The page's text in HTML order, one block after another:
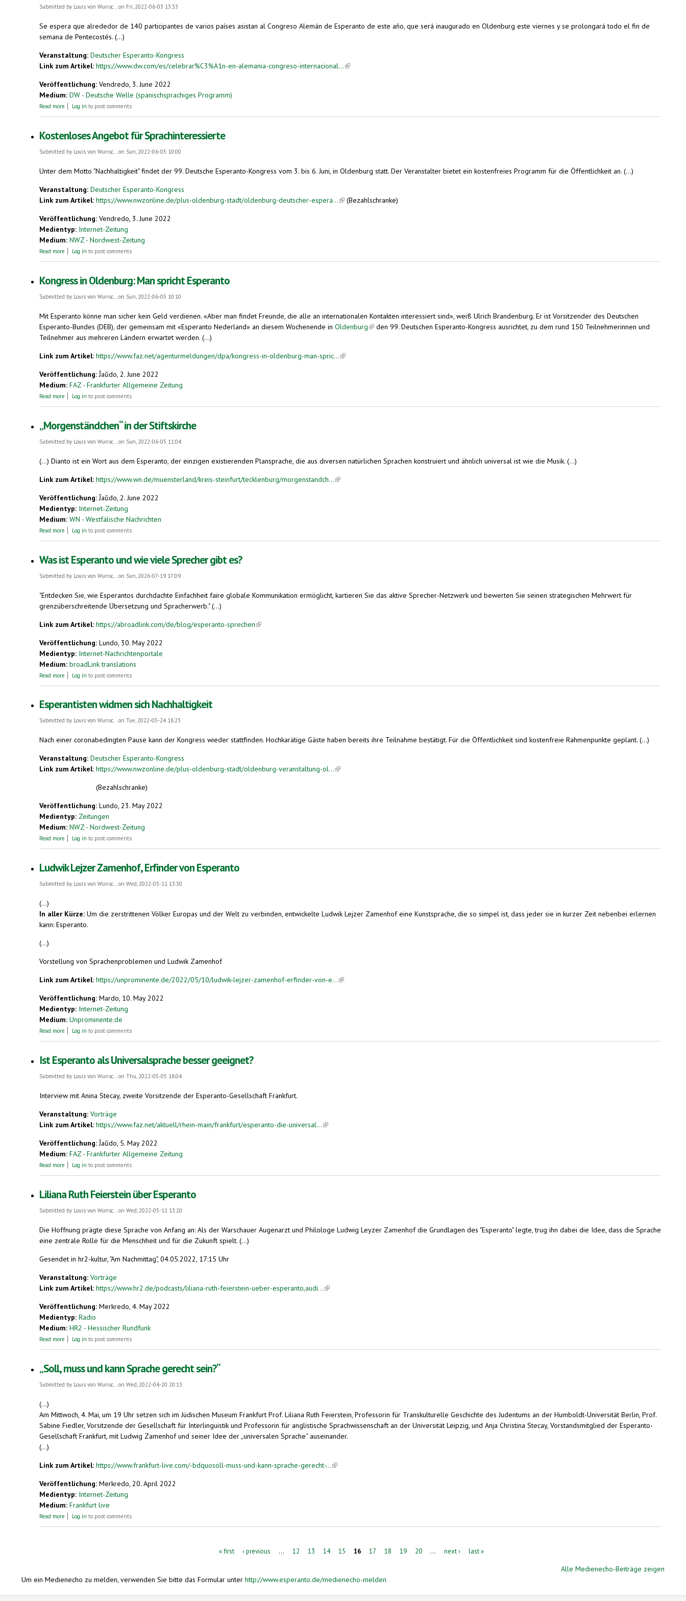
Submitted by Louis von Wunsc...on Fri, 2022-06-03 13:33
Se espera que alrededor de 140 participantes de varios países asistan al Congreso Alemán de Esperanto de este año, que será inaugurado en Oldenburg este viernes y se prolongará todo el fin de
semana de Pentecostés. (...)
Veranstaltung: Deutscher Esperanto-Kongress
Link zum Artikel: https://www.dw.com/es/celebrar%C3%A1n-en-alemania-congreso-internacional...(link is external)
Veröffentlichung: Vendredo, 3. June 2022
Medium: DW - Deutsche Welle (spanischsprachiges Programm)
Read more about Celebrarán en Alemania congreso internacional de esperanto (auf Spanisch)
Log in to post comments
Kostenloses Angebot für Sprachinteressierte
Submitted by Louis von Wunsc...on Sun, 2022-06-05 10:00
Unter dem Motto "Nachhaltigkeit" findet der 99. Deutsche Esperanto-Kongress vom 3. bis 6. Juni, in Oldenburg statt. Der Veranstalter bietet ein kostenfreies Programm für die Öffentlichkeit an. (...)
Veranstaltung: Deutscher Esperanto-Kongress
Link zum Artikel: https://www.nwzonline.de/plus-oldenburg-stadt/oldenburg-deutscher-espera...(link is external)
(Bezahlschranke)
Veröffentlichung: Vendredo, 3. June 2022
Medientyp: Internet-Zeitung
Medium: NWZ - Nordwest-Zeitung
Read more about Kostenloses Angebot für Sprachinteressierte
Log in to post comments
Kongress in Oldenburg: Man spricht Esperanto
Submitted by Louis von Wunsc...on Sun, 2022-06-05 10:10
Mit Esperanto könne man sicher kein Geld verdienen. «Aber man findet Freunde, die alle an internationalen Kontakten interessiert sind», weiß Ulrich Brandenburg. Er ist Vorsitzender des Deutschen
Esperanto-Bundes (DEB), der gemeinsam mit «Esperanto Nederland» an diesem Wochenende in Oldenburg(link is external)
den 99. Deutschen Esperanto-Kongress ausrichtet, zu dem rund 150 Teilnehmerinnen und
Teilnehmer aus mehreren Ländern erwartet werden. (...)
Link zum Artikel: https://www.faz.net/agenturmeldungen/dpa/kongress-in-oldenburg-man-spric...(link is external)
Veröffentlichung:Ĵaŭdo, 2. June 2022
Medium: FAZ - Frankfurter Allgemeine Zeitung
Read more about Kongress in Oldenburg: Man spricht Esperanto
Log in to post comments
„Morgenständchen“ in der Stiftskirche
Submitted by Louis von Wunsc... on Sun, 2022-06-05 11:04
(...) Dianto ist ein Wort aus dem Esperanto, der einzigen existierenden Plansprache, die aus diversen natürlichen Sprachen konstruiert und ähnlich universal ist wie die Musik. (...)
Link zum Artikel: https://www.wn.de/muensterland/kreis-steinfurt/tecklenburg/morgenstandch...(link is external)
Veröffentlichung:Ĵaŭdo, 2. June 2022
Medientyp: Internet-Zeitung
Medium: WN - Westfälische Nachrichten
Read more about „Morgenständchen“ in der Stiftskirche
Log in to post comments
Was ist Esperanto und wie viele Sprecher gibt es?
Submitted by Louis von Wunsc... on Sun, 2026-07-19 17:09
"Entdecken Sie, wie Esperantos durchdachte Einfachheit faire globale Kommunikation ermöglicht, kartieren Sie das aktive Sprecher-Netzwerk und bewerten Sie seinen strategischen Mehrwert für
grenzüberschreitende Übersetzung und Spracherwerb." (...)
Link zum Artikel: https://abroadlink.com/de/blog/esperanto-sprechen(link is external)
Veröffentlichung: Lundo, 30. May 2022
Medientyp: Internet-Nachrichtenportale
Medium: broadLink translations
Read more about Was ist Esperanto und wie viele Sprecher gibt es?
Log in to post comments
Esperantisten widmen sich Nachhaltigkeit
Submitted by Louis von Wunsc...on Tue, 2022-05-24 18:23
Nach einer coronabedingten Pause kann der Kongress wieder stattfinden. Hochkarätige Gäste haben bereits ihre Teilnahme bestätigt. Für die Öffentlichkeit sind kostenfreie Rahmenpunkte geplant. (...)
Veranstaltung: Deutscher Esperanto-Kongress
Link zum Artikel: https://www.nwzonline.de/plus-oldenburg-stadt/oldenburg-veranstaltung-ol...(link is external)
(Bezahlschranke)
Veröffentlichung: Lundo, 23. May 2022
Medientyp: Zeitungen
Medium: NWZ - Nordwest-Zeitung
Read more about Esperantisten widmen sich Nachhaltigkeit
Log in to post comments
Ludwik Lejzer Zamenhof, Erfinder von Esperanto
Submitted by Louis von Wunsc...on Wed, 2022-05-11 13:30
(...)
In aller Kürze: Um die zerstrittenen Völker Europas und der Welt zu verbinden, entwickelte Ludwik Lejzer Zamenhof eine Kunstsprache, die so simpel ist, dass jeder sie in kurzer Zeit nebenbei erlernen
kann: Esperanto.
(...)
Vorstellung von Sprachenproblemen und Ludwik Zamenhof
Link zum Artikel: https://unprominente.de/2022/05/10/ludwik-lejzer-zamenhof-erfinder-von-e...(link is external)
Veröffentlichung: Mardo, 10. May 2022
Medientyp: Internet-Zeitung
Medium: Unprominente.de
Read more about Ludwik Lejzer Zamenhof, Erfinder von Esperanto
Log in to post comments
Ist Esperanto als Universalsprache besser geeignet?
Submitted by Louis von Wunsc...on Thu, 2022-05-05 18:04
Interview mit Anina Stecay, zweite Vorsitzende der Esperanto-Gesellschaft Frankfurt.
Veranstaltung: Vorträge
Link zum Artikel: https://www.faz.net/aktuell/rhein-main/frankfurt/esperanto-die-universal...(link is external)
Veröffentlichung:Ĵaŭdo, 5. May 2022
Medium: FAZ - Frankfurter Allgemeine Zeitung
Read more about Ist Esperanto als Universalsprache besser geeignet?
Log in to post comments
Liliana Ruth Feierstein über Esperanto
Submitted by Louis von Wunsc... on Wed, 2022-05-11 13:20
Die Hoffnung prägte diese Sprache von Anfang an: Als der Warschauer Augenarzt und Philologe Ludwig Leyzer Zamenhof die Grundlagen des "Esperanto" legte, trug ihn dabei die Idee, dass die Sprache
eine zentrale Rolle für die Menschheit und für die Zukunft spielt. (...)
Gesendet in hr2-kultur, "Am Nachmittag", 04.05.2022, 17:15 Uhr
Veranstaltung: Vorträge
Link zum Artikel: https://www.hr2.de/podcasts/liliana-ruth-feierstein-ueber-esperanto,audi...(link is external)
Veröffentlichung: Merkredo, 4. May 2022
Medientyp: Radio
Medium: HR2 - Hessischer Rundfunk
Read more about Liliana Ruth Feierstein über Esperanto
Log in to post comments
„Soll, muss und kann Sprache gerecht sein?“
Submitted by Louis von Wunsc... on Wed, 2022-04-20 20:13
(...)
Am Mittwoch, 4. Mai, um 19 Uhr setzen sich im Jüdischen Museum Frankfurt Prof. Liliana Ruth Feierstein, Professorin für Transkulturelle Geschichte des Judentums an der Humboldt-Universität Berlin, Prof.
Sabine Fiedler, Vorsitzende der Gesellschaft für Interlinguistik und Professorin für anglistische Sprachwissenschaft an der Universität Leipzig, und Anja Christina Stecay, Vorstandsmitglied der Esperanto-
Gesellschaft Frankfurt, mit Ludwig Zamenhof und seiner Idee der „universalen Sprache“ auseinander.
(...)
Link zum Artikel: https://www.frankfurt-live.com/-bdquosoll-muss-und-kann-sprache-gerecht-...(link is external)
Veröffentlichung: Merkredo, 20. April 2022
Medientyp: Internet-Zeitung
Medium: Frankfurt live
Read more about „Soll, muss und kann Sprache gerecht sein?“
Log in to post comments
« first ‹ previous … 12 13 14 15 16 17 18 19 20 … next › last »
Alle Medienecho-Beiträge zeigen
Um ein Medienecho zu melden, verwenden Sie bitte das Formular unter http://www.esperanto.de/medienecho-melden